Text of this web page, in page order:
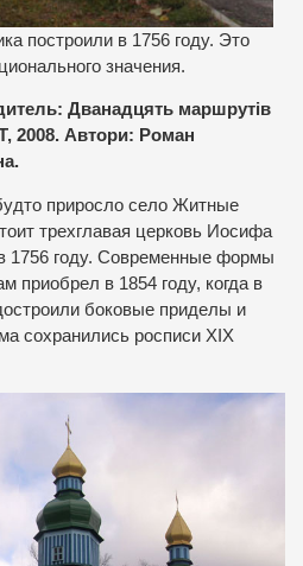
построили в 1756 году. Это
значения.
Дванадцять маршрутів
2008. Автори: Роман
приросло село Житные
трехглавая церковь Иосифа
1756 году. Современные формы
приобрел в 1854 году, когда в
боковые приделы и
сохранились росписи XIX